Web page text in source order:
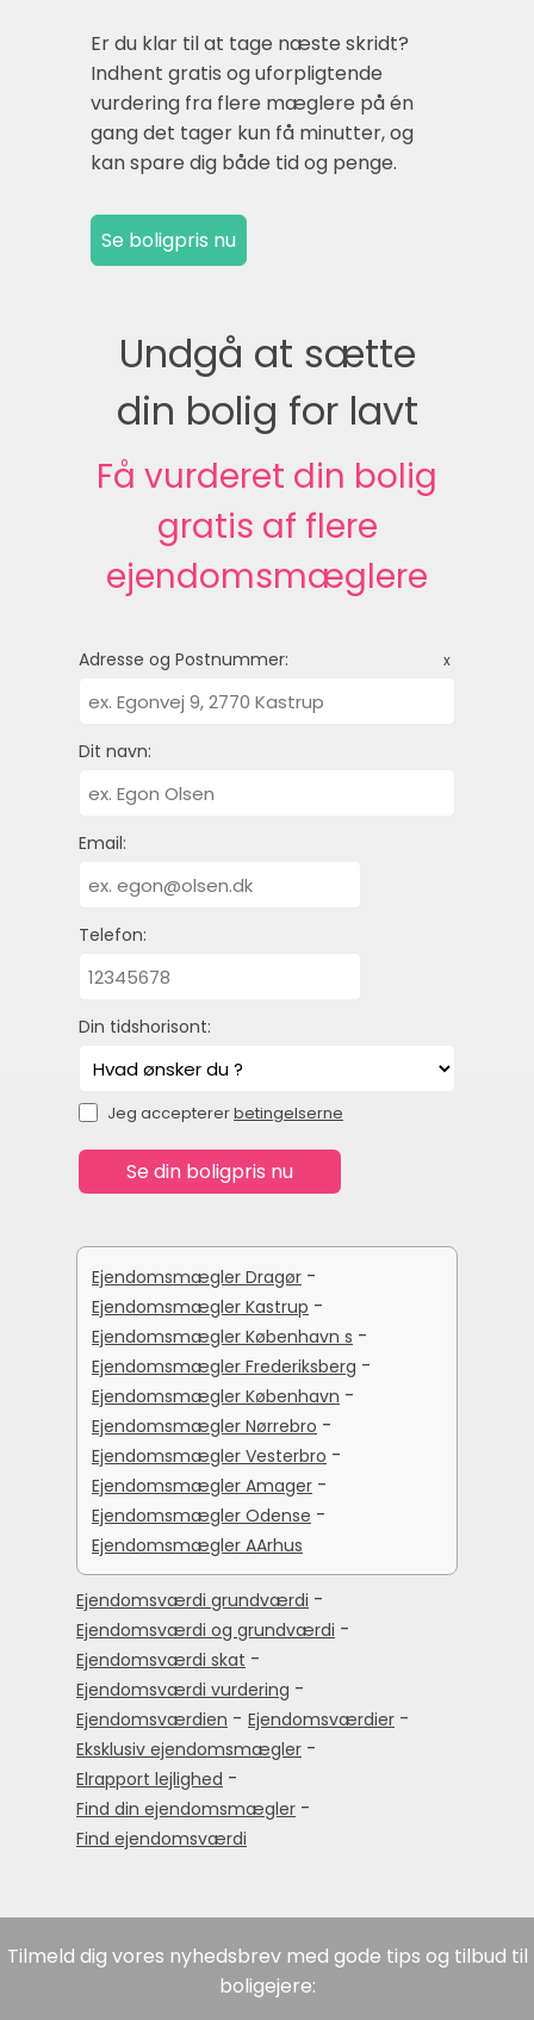
Er du klar til at tage næste skridt?
Indhent gratis og uforpligtende
vurdering fra flere mæglere på én
gang det tager kun få minutter, og
kan spare dig både tid og penge.
Undgå at sætte
din bolig for lavt
Få vurderet din bolig
gratis af flere
ejendomsmæglere
Adresse og Postnummer: x
Dit navn:
Email:
Telefon:
Din tidshorisont:
Jeg acceptererbetingelserne
Ejendomsmægler Dragør -
Ejendomsmægler Kastrup -
Ejendomsmægler København s -
Ejendomsmægler Frederiksberg -
Ejendomsmægler København -
Ejendomsmægler Nørrebro -
Ejendomsmægler Vesterbro -
Ejendomsmægler Amager -
Ejendomsmægler Odense -
Ejendomsmægler AArhus
Ejendomsværdi grundværdi -
Ejendomsværdi og grundværdi -
Ejendomsværdi skat -
Ejendomsværdi vurdering -
Ejendomsværdien - Ejendomsværdier -
Eksklusiv ejendomsmægler -
Elrapport lejlighed -
Find din ejendomsmægler -
Find ejendomsværdi
Tilmeld dig vores nyhedsbrev med gode tips og tilbud til
boligejere: